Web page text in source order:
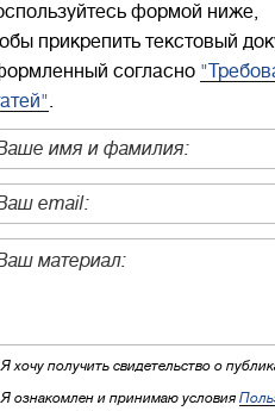
формой ниже,
прикрепить текстовый
согласно
.
Я хочу получить свидетельство о
Я ознакомлен и принимаю условия